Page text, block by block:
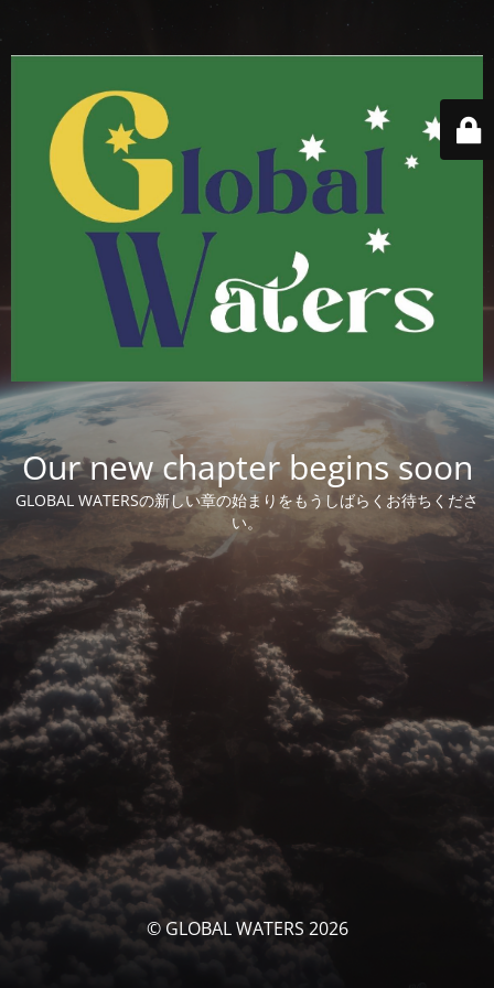
Our new chapter begins soon
GLOBAL WATERSの新しい章の始まりをもうしばらくお待ちくださ
い。
© GLOBAL WATERS 2026